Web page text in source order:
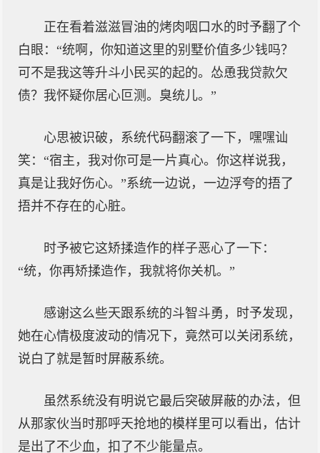
正在看着滋滋冒油的烤肉咽口水的时予翻了个
白眼：“统啊，你知道这里的别墅价值多少钱吗？
可不是我这等升斗小民买的起的。怂恿我贷款欠
债？我怀疑你居心叵测。臭统儿。”
心思被识破，系统代码翻滚了一下，嘿嘿讪
笑：“宿主，我对你可是一片真心。你这样说我，
真是让我好伤心。”系统一边说，一边浮夸的捂了
捂并不存在的心脏。
时予被它这矫揉造作的样子恶心了一下：
“统，你再矫揉造作，我就将你关机。”
感谢这么些天跟系统的斗智斗勇，时予发现，
她在心情极度波动的情况下，竟然可以关闭系统，
说白了就是暂时屏蔽系统。
虽然系统没有明说它最后突破屏蔽的办法，但
从那家伙当时那呼天抢地的模样里可以看出，估计
是出了不少血，扣了不少能量点。